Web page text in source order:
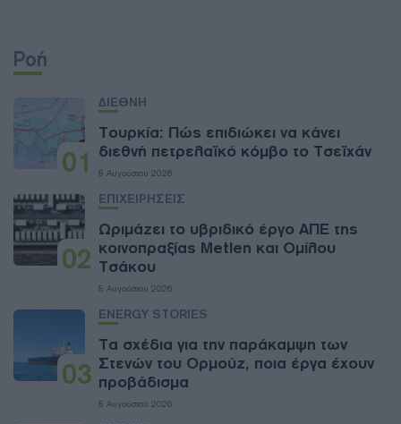
Ροή
01
ΔΙΕΘΝΗ
Τουρκία: Πώς επιδιώκει να κάνει
διεθνή πετρελαϊκό κόμβο το Τσεϊχάν
8 Αυγούστου 2026
02
ΕΠΙΧΕΙΡΗΣΕΙΣ
Ωριμάζει το υβριδικό έργο ΑΠΕ της
κοινοπραξίας Metlen και Ομίλου
Τσάκου
8 Αυγούστου 2026
03
ENERGY STORIES
Τα σχέδια για την παράκαμψη των
Στενών του Ορμούζ, ποια έργα έχουν
προβάδισμα
8 Αυγούστου 2026